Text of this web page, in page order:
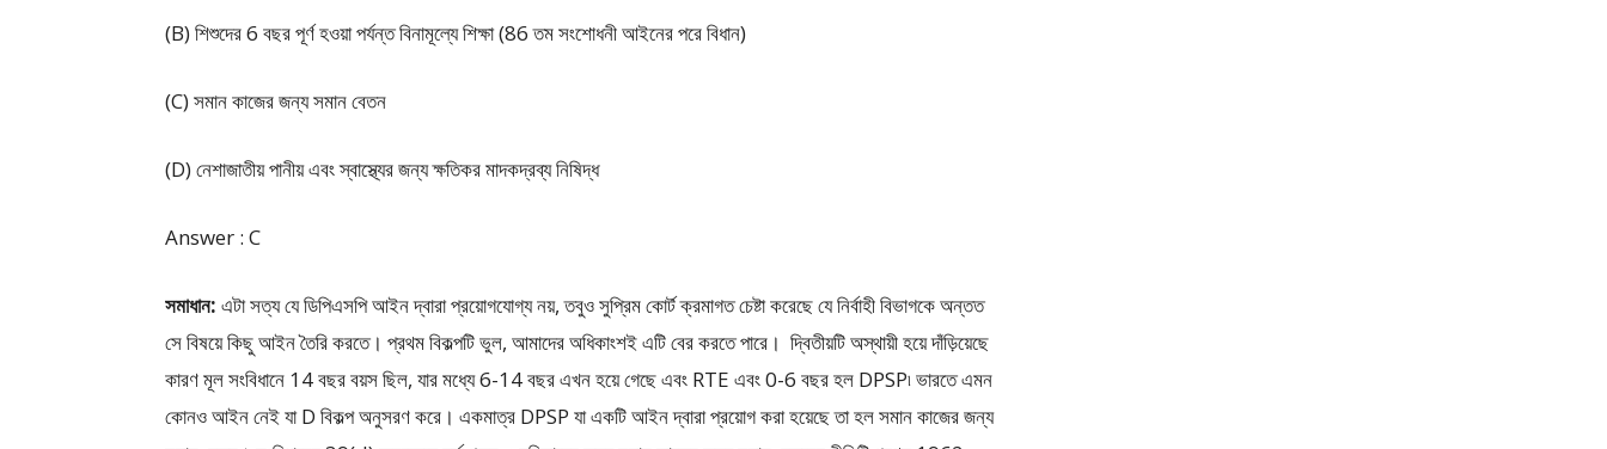
(B) শিশুদের 6 বছর পূর্ণ হওয়া পর্যন্ত বিনামূল্যে শিক্ষা (86 তম সংশোধনী আইনের পরে বিধান)
(C) সমান কাজের জন্য সমান বেতন
(D) নেশাজাতীয় পানীয় এবং স্বাস্থ্যের জন্য ক্ষতিকর মাদকদ্রব্য নিষিদ্ধ
Answer : C
সমাধান: এটা সত্য যে ডিপিএসপি আইন দ্বারা প্রয়োগযোগ্য নয়, তবুও সুপ্রিম কোর্ট ক্রমাগত চেষ্টা করেছে যে নির্বাহী বিভাগকে অন্তত
সে বিষয়ে কিছু আইন তৈরি করতে। প্রথম বিকল্পটি ভুল, আমাদের অধিকাংশই এটি বের করতে পারে। দ্বিতীয়টি অস্থায়ী হয়ে দাঁড়িয়েছে
কারণ মূল সংবিধানে 14 বছর বয়স ছিল, যার মধ্যে 6-14 বছর এখন হয়ে গেছে এবং RTE এবং 0-6 বছর হল DPSP৷ ভারতে এমন
কোনও আইন নেই যা D বিকল্প অনুসরণ করে। একমাত্র DPSP যা একটি আইন দ্বারা প্রয়োগ করা হয়েছে তা হল সমান কাজের জন্য